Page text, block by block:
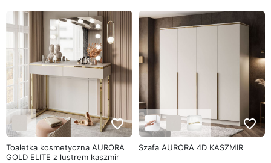
favorite_border
Toaletka kosmetyczna AURORA
GOLD ELITE z lustrem kaszmir
favorite_border
Szafa AURORA 4D KASZMIR